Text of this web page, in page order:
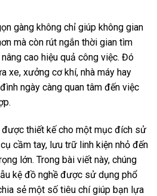
gàng không chỉ giúp không gian
mà còn rút ngắn thời gian tìm
cao hiệu quả công việc. Đó
xe, xưởng cơ khí, nhà máy hay
ngày càng quan tâm đến việc
được thiết kế cho một mục đích sử
cầm tay, lưu trữ linh kiện nhỏ đến
lớn. Trong bài viết này, chúng
kệ đồ nghề được sử dụng phổ
sẻ một số tiêu chí giúp bạn lựa